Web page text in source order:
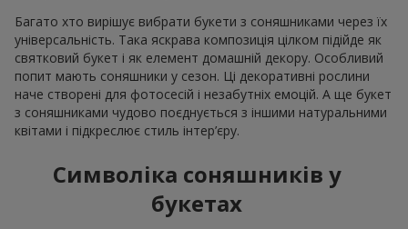
Багато хто вирішує вибрати букети з соняшниками через їх
універсальність. Така яскрава композиція цілком підійде як
святковий букет і як елемент домашній декору. Особливий
попит мають соняшники у сезон. Ці декоративні рослини
наче створені для фотосесій і незабутніх емоцій. А ще букет
з соняшниками чудово поєднується з іншими натуральними
квітами і підкреслює стиль інтер’єру.
Символіка соняшників у
букетах